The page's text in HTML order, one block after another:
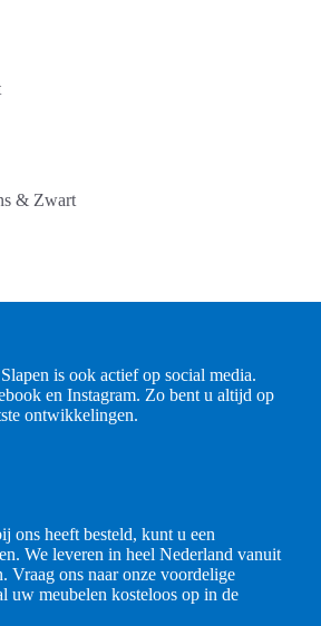
& Zwart
is ook actief op social media.
en Instagram. Zo bent u altijd op
ontwikkelingen.
ons heeft besteld, kunt u een
We leveren in heel Nederland vanuit
Vraag ons naar onze voordelige
uw meubelen kosteloos op in de